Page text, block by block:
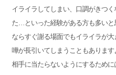
イライラしてしまい、口調がきつ
た…といった経験がある方も多い
ならすぐ謝る場面でもイライラが
嘩が長引いてしまうこともあります
相手に当たらないようにするため